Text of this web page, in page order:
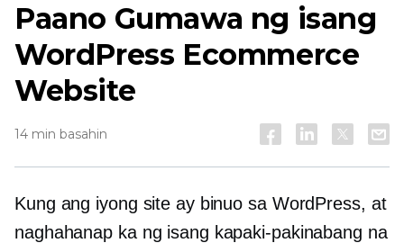
Paano Gumawa ng isang
WordPress Ecommerce
Website
14 min basahin
Kung ang iyong site ay binuo sa WordPress, at
naghahanap ka ng isang kapaki-pakinabang na